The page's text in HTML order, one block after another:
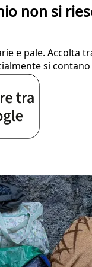
non si
e pale.
si contano